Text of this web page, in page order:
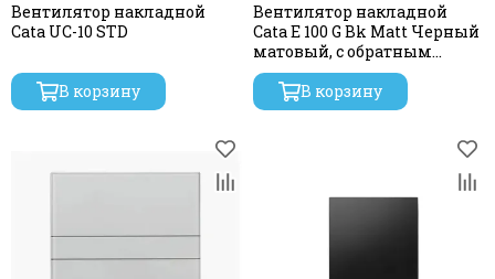
Вентилятор накладной
Cata UC-10 STD
В корзину
Вентилятор накладной
Cata E 100 G Bk Matt Черный
матовый, с обратным
клапаном
В корзину